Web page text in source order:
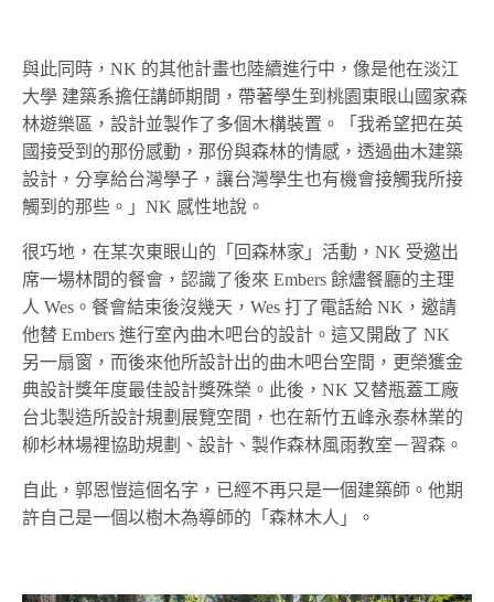
與此同時，NK 的其他計畫也陸續進行中，像是他在淡江
大學 建築系擔任講師期間，帶著學生到桃園東眼山國家森
林遊樂區，設計並製作了多個木構裝置。「我希望把在英
國接受到的那份感動，那份與森林的情感，透過曲木建築
設計，分享給台灣學子，讓台灣學生也有機會接觸我所接
觸到的那些。」NK 感性地說。
很巧地，在某次東眼山的「回森林家」活動，NK 受邀出
席一場林間的餐會，認識了後來 Embers 餘燼餐廳的主理
人 Wes。餐會結束後沒幾天，Wes 打了電話給 NK，邀請
他替 Embers 進行室內曲木吧台的設計。這又開啟了 NK
另一扇窗，而後來他所設計出的曲木吧台空間，更榮獲金
典設計獎年度最佳設計獎殊榮。此後，NK 又替瓶蓋工廠
台北製造所設計規劃展覽空間，也在新竹五峰永泰林業的
柳杉林場裡協助規劃、設計、製作森林風雨教室－習森。
自此，郭恩愷這個名字，已經不再只是一個建築師。他期
許自己是一個以樹木為導師的「森林木人」。